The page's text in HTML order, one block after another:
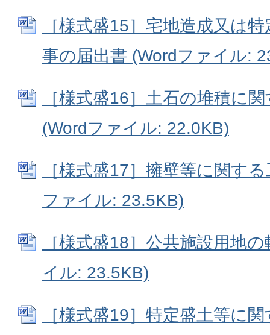
［様式盛15］宅地造成又は
事の届出書 (Wordファイル:
［様式盛16］土石の堆積に
(Wordファイル: 22.0KB)
［様式盛17］擁壁等に関す
ファイル: 23.5KB)
［様式盛18］公共施設用地
イル: 23.5KB)
［様式盛19］特定盛土等に